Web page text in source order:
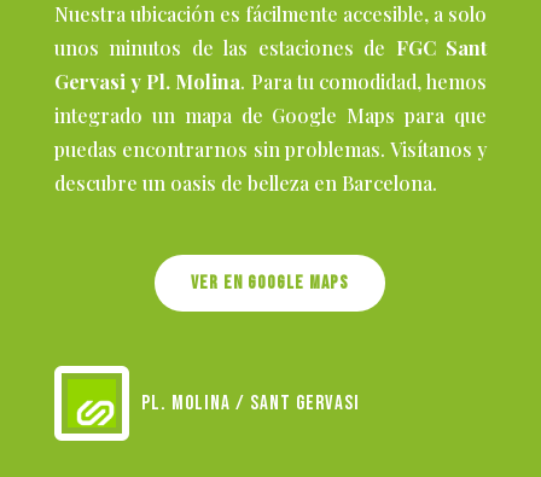
Nuestra ubicación es fácilmente accesible, a solo
unos minutos de las estaciones de FGC Sant
Gervasi y Pl. Molina. Para tu comodidad, hemos
integrado un mapa de Google Maps para que
puedas encontrarnos sin problemas. Visítanos y
descubre un oasis de belleza en Barcelona.
Ver en Google maps
Pl. Molina / Sant Gervasi